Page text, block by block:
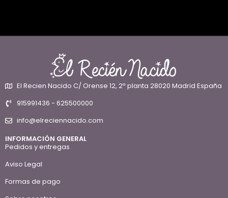
El Recien Nacido C/ Orense 12, 2ª planta 28020 Madrid España
915991436 - 625500000
info@elreciennacido.com
INFORMACIÓN GENERAL
Pedidos y entregas
Aviso Legal
Formas de pago